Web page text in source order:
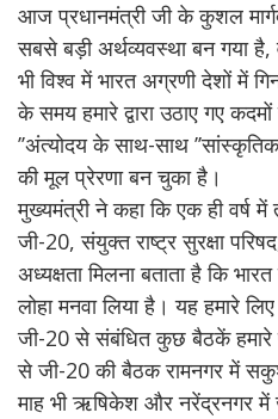
आज प्रधानमंत्री जी के कुशल
सबसे बड़ी अर्थव्यवस्था बन गया
भी विश्व में भारत अग्रणी देशों में
के समय हमारे द्वारा उठाए गए
’’अंत्योदय के साथ-साथ
की मूल प्रेरणा बन चुका है।
मुख्यमंत्री ने कहा कि एक ही वर्ष में
जी-20, संयुक्त राष्ट्र सुरक्षा
अध्यक्षता मिलना बताता है कि
लोहा मनवा लिया है। यह हमारे
जी-20 से संबंधित कुछ बैठकें हमारे
से जी-20 की बैठक रामनगर में
माह भी ऋषिकेश और नरेंद्रनगर